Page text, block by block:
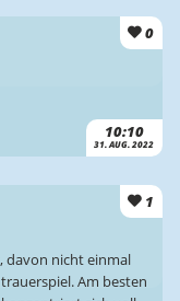
0
10:10
31. AUG. 2022
1
davon nicht einmal
Am besten